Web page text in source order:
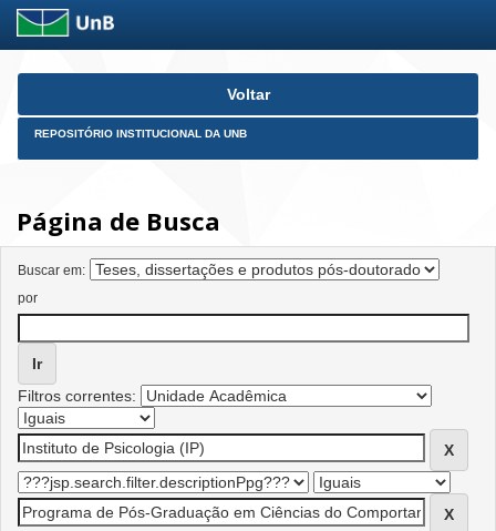
Skip
Voltar
REPOSITÓRIO INSTITUCIONAL DA UNB
Página de Busca
Buscar em:
por
Filtros correntes: